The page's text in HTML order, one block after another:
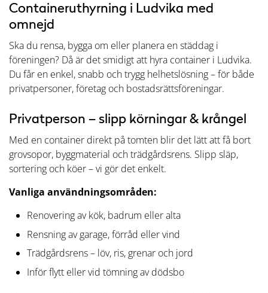
Containeruthyrning i Ludvika med
omnejd
Ska du rensa, bygga om eller planera en städdag i
föreningen? Då är det smidigt att hyra container i Ludvika.
Du får en enkel, snabb och trygg helhetslösning – för både
privatpersoner, företag och bostadsrättsföreningar.
Privatperson – slipp körningar & krångel
Med en container direkt på tomten blir det lätt att få bort
grovsopor, byggmaterial och trädgårdsrens. Slipp släp,
sortering och köer – vi gör det enkelt.
Vanliga användningsområden:
Renovering av kök, badrum eller alta
Rensning av garage, förråd eller vind
Trädgårdsrens – löv, ris, grenar och jord
Inför flytt eller vid tömning av dödsbo